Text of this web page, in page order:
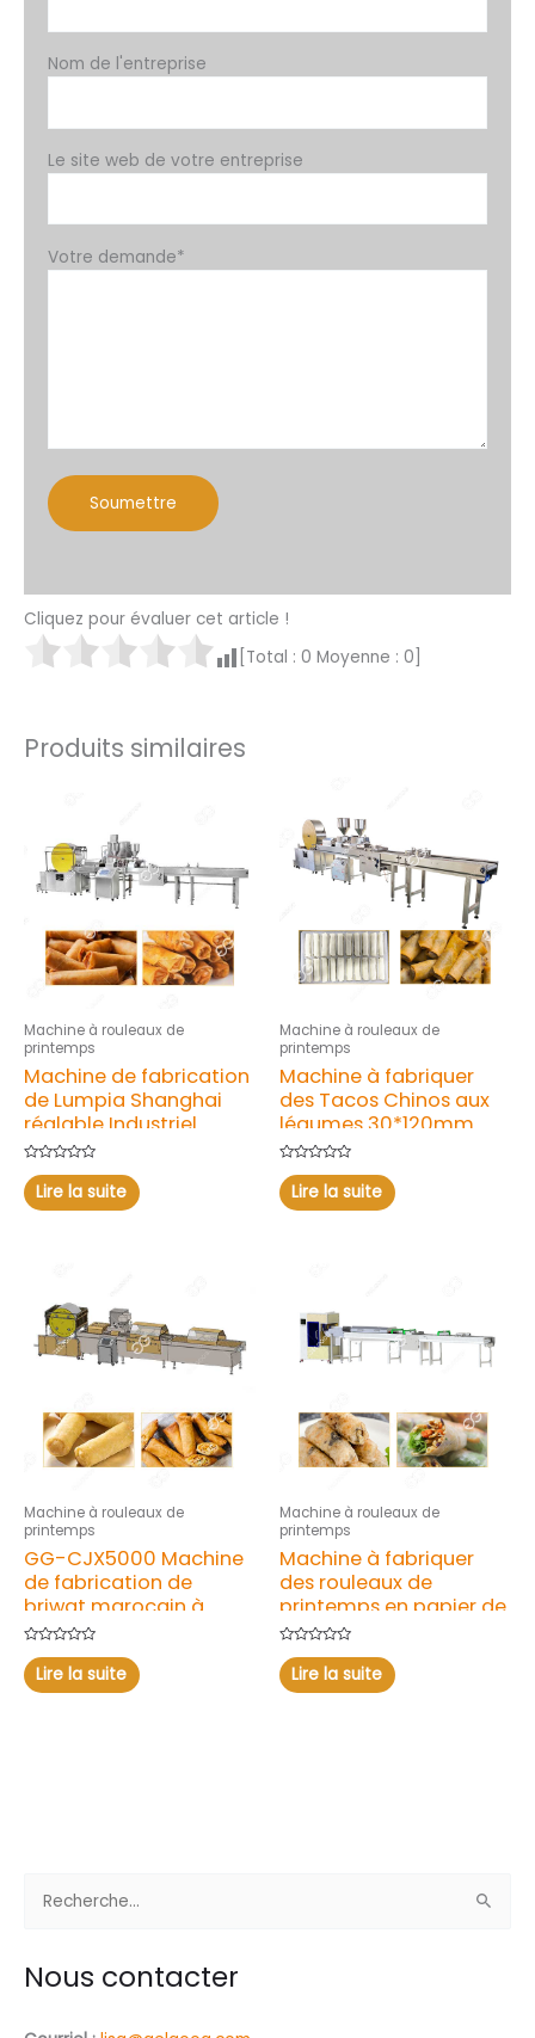
Nom de l'entreprise
Le site web de votre entreprise
Votre demande*
Cliquez pour évaluer cet article !
[Total : 0 Moyenne : 0
Produits similaires
Machine à rouleaux de
printemps
Machine de fabrication
de Lumpia Shanghai
réglable Industriel
Note
0
sur
5
Lire la suite
Machine à rouleaux de
printemps
Machine à fabriquer
des Tacos Chinos aux
légumes 30*120mm
Note
0
sur
5
Lire la suite
Machine à rouleaux de
printemps
GG-CJX5000 Machine
de fabrication de
briwat marocain à
vendre
Note
0
sur
5
Lire la suite
Machine à rouleaux de
printemps
Machine à fabriquer
des rouleaux de
printemps en papier de
riz vietnamien SUS304
Note
0
sur
5
Lire la suite
c
e
Nous contacter